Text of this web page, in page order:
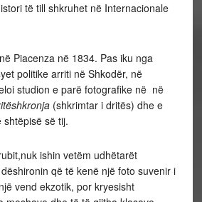
të till shkruhet në Internacionale
Piacenza në 1834. Pas iku nga
politike arriti në Shkodër, në
studion e parë fotografike në në
(shkrimtar i dritës) dhe e
së tij.
ishin vetëm udhëtarët
që të kenë një foto suvenir i
vend ekzotik, por kryesisht